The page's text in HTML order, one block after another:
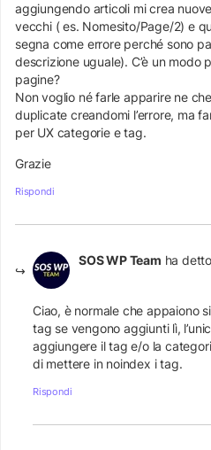
aggiungendo articoli mi crea
vecchi ( es. Nomesito/Page/2) e
segna come errore perché sono
descrizione uguale). C’è un modo
pagine?
Non voglio né farle apparire ne
duplicate creandomi l’errore, ma
per UX categorie e tag.
Grazie
Rispondi
SOS WP Team ha
Ciao, è normale che appaiono
tag se vengono aggiunti lì,
aggiungere il tag e/o la
di mettere in noindex i tag.
Rispondi